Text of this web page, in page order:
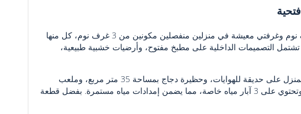
يوفر هذا المنزل الريفي الدوبلكس في كاياكوي في فتحية 6 غرف نوم وغرفتي معيشة في منزلين منفصلين مكونين من 3 غرف نوم، كل منها
تشتمل التصميمات الداخلية على مطبخ مفتوح، وأرضيات خشبية طبيعية،
يقع المنزل على قطعة أرض بمساحة 5,620 متر مربع، ويشتمل المنزل على حديقة للهوايات، وحظيرة دجاج بمساحة 35 متر مربع، وملعب
للأطفال، ومباني خارجية. تمتلئ الحديقة المورقة بأشجار الفاكهة وتحتوي على 3 آبار مياه خاصة، مما يضمن إمدادات مياه مستمرة. بفضل قطعة